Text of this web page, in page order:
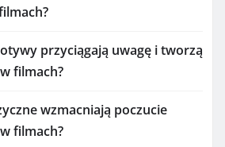
przyciągają uwagę i tworzą
filmach?
wzmacniają poczucie
filmach?